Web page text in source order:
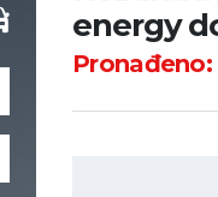
energy
Pronađeno: